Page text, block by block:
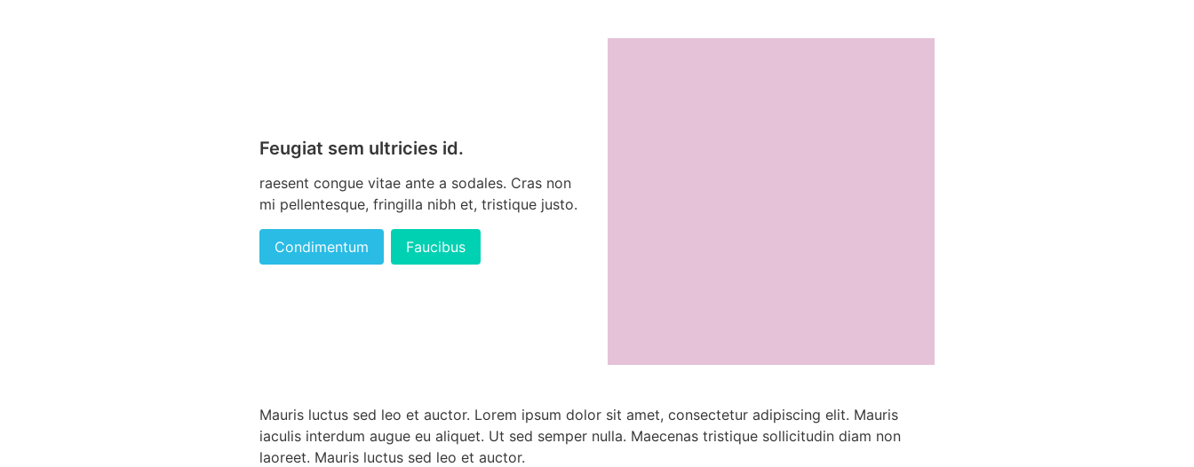
Feugiat sem ultricies id.
raesent congue vitae ante a sodales. Cras non
mi pellentesque, fringilla nibh et, tristique justo.
Condimentum Faucibus
Mauris luctus sed leo et auctor. Lorem ipsum dolor sit amet, consectetur adipiscing elit. Mauris
iaculis interdum augue eu aliquet. Ut sed semper nulla. Maecenas tristique sollicitudin diam non
laoreet. Mauris luctus sed leo et auctor.